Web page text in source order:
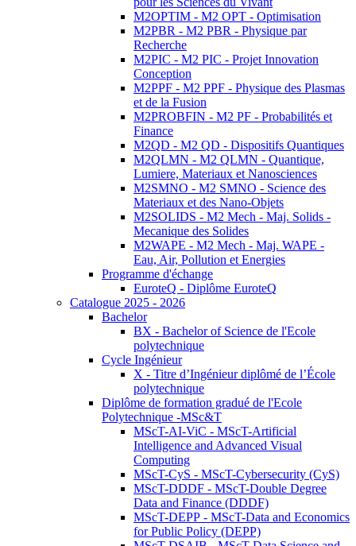
M2OPTIM - M2 OPT - Optimisation
M2PBR - M2 PBR - Physique par
Recherche
M2PIC - M2 PIC - Projet Innovation
Conception
M2PPF - M2 PPF - Physique des Plasmas
et de la Fusion
M2PROBFIN - M2 PF - Probabilités et
Finance
M2QD - M2 QD - Dispositifs Quantiques
M2QLMN - M2 QLMN - Quantique,
Lumiere, Materiaux et Nanosciences
M2SMNO - M2 SMNO - Science des
Materiaux et des Nano-Objets
M2SOLIDS - M2 Mech - Maj. Solids -
Mecanique des Solides
M2WAPE - M2 Mech - Maj. WAPE -
Eau, Air, Pollution et Energies
Programme d'échange
EuroteQ - Diplôme EuroteQ
Catalogue 2025 - 2026
Bachelor
BX - Bachelor of Science de l'Ecole
polytechnique
Cycle Ingénieur
X - Titre d’Ingénieur diplômé de l’École
polytechnique
Diplôme de formation gradué de l'Ecole
Polytechnique -MSc&T
MScT-AI-ViC - MScT-Artificial
Intelligence and Advanced Visual
Computing
MScT-CyS - MScT-Cybersecurity (CyS)
MScT-DDDF - MScT-Double Degree
Data and Finance (DDDF)
MScT-DEPP - MScT-Data and Economics
for Public Policy (DEPP)